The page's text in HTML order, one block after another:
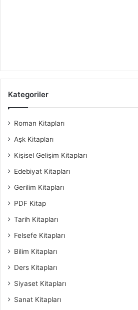
Kategoriler
Roman Kitapları
Aşk Kitapları
Kişisel Gelişim Kitapları
Edebiyat Kitapları
Gerilim Kitapları
PDF Kitap
Tarih Kitapları
Felsefe Kitapları
Bilim Kitapları
Ders Kitapları
Siyaset Kitapları
Sanat Kitapları